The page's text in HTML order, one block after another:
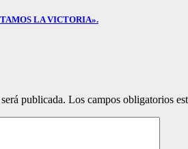
LA VICTORIA».
publicada. Los campos obligatorios